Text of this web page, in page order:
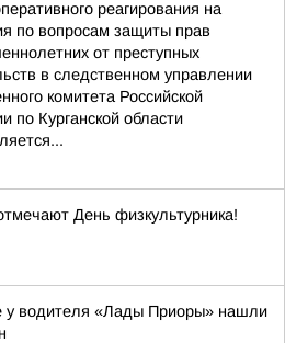
реагирования на
по вопросам защиты прав
от преступных
в следственном управлении
комитета Российской
по Курганской области
День физкультурника!
у водителя «Лады Приоры» нашли